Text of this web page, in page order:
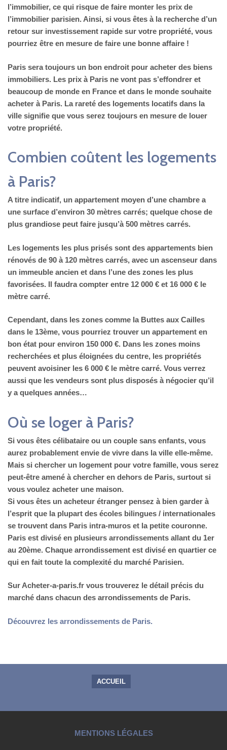
l’immobilier, ce qui risque de faire monter les prix de
l’immobilier parisien. Ainsi, si vous êtes à la recherche d’un
retour sur investissement rapide sur votre propriété, vous
pourriez être en mesure de faire une bonne affaire !
Paris sera toujours un bon endroit pour acheter des biens
immobiliers. Les prix à Paris ne vont pas s’effondrer et
beaucoup de monde en France et dans le monde souhaite
acheter à Paris. La rareté des logements locatifs dans la
ville signifie que vous serez toujours en mesure de louer
votre propriété.
Combien coûtent les logements
à Paris?
A titre indicatif, un appartement moyen d’une chambre a
une surface d’environ 30 mètres carrés; quelque chose de
plus grandiose peut faire jusqu’à 500 mètres carrés.
Les logements les plus prisés sont des appartements bien
rénovés de 90 à 120 mètres carrés, avec un ascenseur dans
un immeuble ancien et dans l’une des zones les plus
favorisées. Il faudra compter entre 12 000 € et 16 000 € le
mètre carré.
Cependant, dans les zones comme la Buttes aux Cailles
dans le 13ème, vous pourriez trouver un appartement en
bon état pour environ 150 000 €. Dans les zones moins
recherchées et plus éloignées du centre, les propriétés
peuvent avoisiner les 6 000 € le mètre carré. Vous verrez
aussi que les vendeurs sont plus disposés à négocier qu’il
y a quelques années…
Où se loger à Paris?
Si vous êtes célibataire ou un couple sans enfants, vous
aurez probablement envie de vivre dans la ville elle-même.
Mais si chercher un logement pour votre famille, vous serez
peut-être amené à chercher en dehors de Paris, surtout si
vous voulez acheter une maison.
Si vous êtes un acheteur étranger pensez à bien garder à
l’esprit que la plupart des écoles bilingues / internationales
se trouvent dans Paris intra-muros et la petite couronne.
Paris est divisé en plusieurs arrondissements allant du 1er
au 20ème. Chaque arrondissement est divisé en quartier ce
qui en fait toute la complexité du marché Parisien.
Sur Acheter-a-paris.fr vous trouverez le détail précis du
marché dans chacun des arrondissements de Paris.
Découvrez les arrondissements de Paris.
ACCUEIL
MENTIONS LÉGALES